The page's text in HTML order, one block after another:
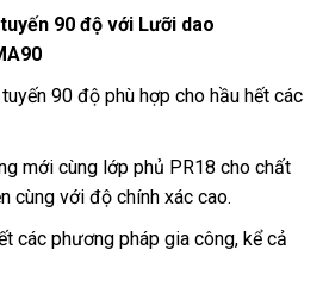
90 độ với Lưỡi dao
90 độ phù hợp cho hầu hết các
mới cùng lớp phủ PR18 cho chất
cùng với độ chính xác cao.
các phương pháp gia công, kể cả